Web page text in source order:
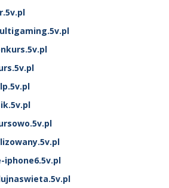
iphone6.5v.pl